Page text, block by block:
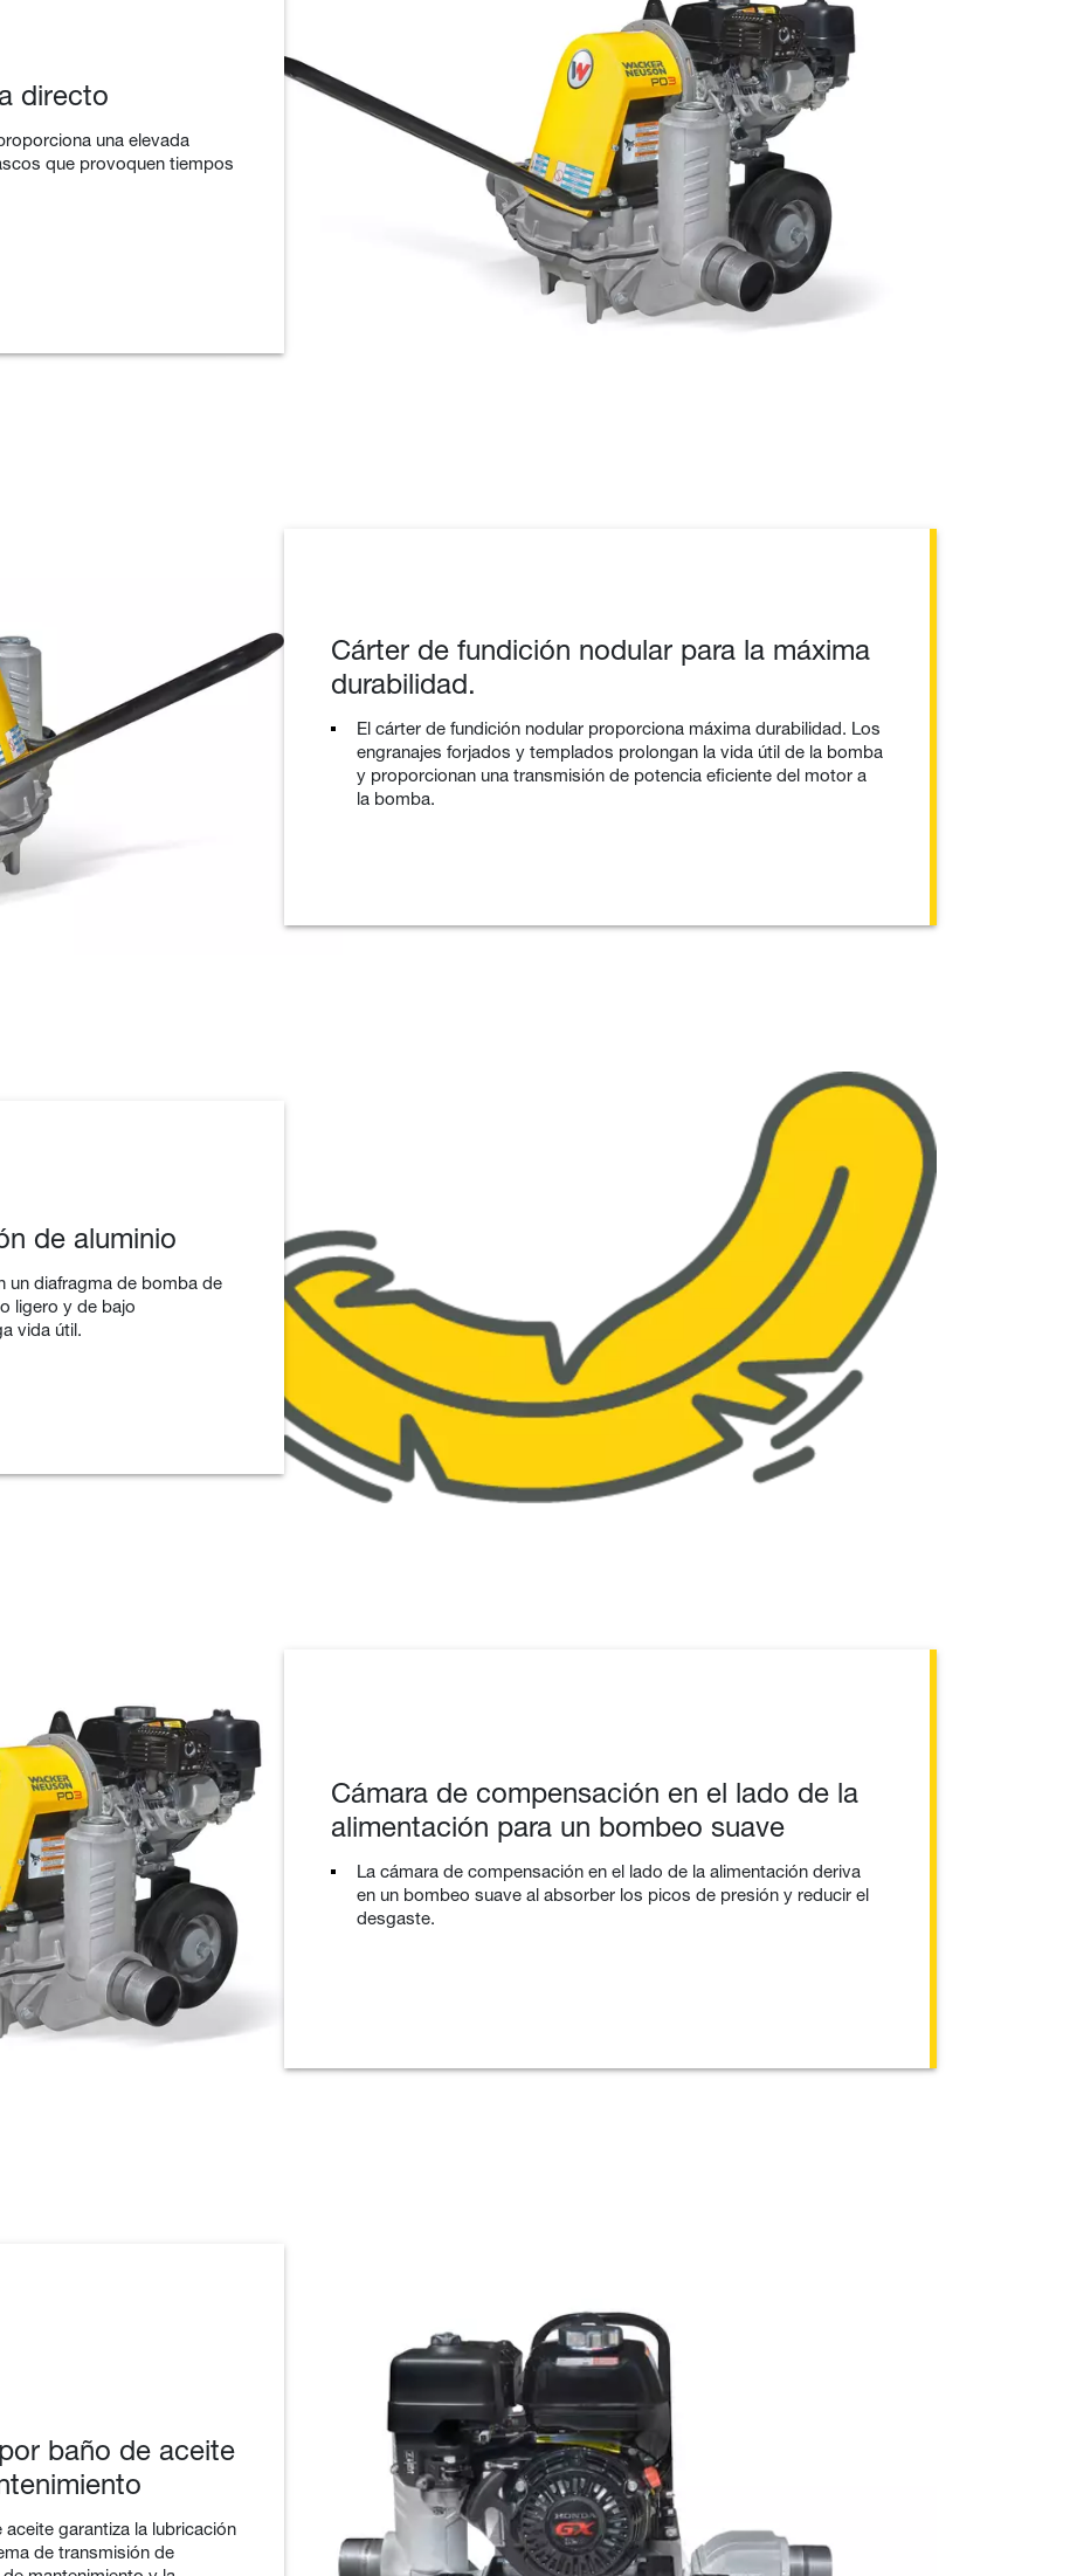
directo
una elevada
que provoquen tiempos
Cárter de fundición nodular para la máxima
durabilidad.
El cárter de fundición nodular proporciona máxima durabilidad. Los
engranajes forjados y templados prolongan la vida útil de la bomba
y proporcionan una transmisión de potencia eficiente del motor a
la bomba.
de aluminio
un diafragma de bomba de
ligero y de bajo
vida útil.
Cámara de compensación en el lado de la
alimentación para un bombeo suave
La cámara de compensación en el lado de la alimentación deriva
en un bombeo suave al absorber los picos de presión y reducir el
desgaste.
baño de aceite
garantiza la lubricación
de transmisión de